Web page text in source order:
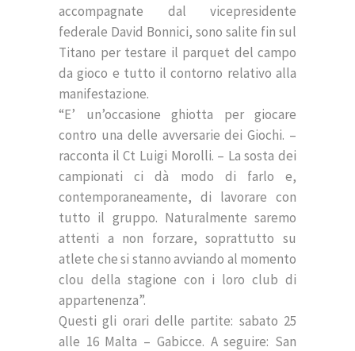
accompagnate dal vicepresidente
federale David Bonnici, sono salite fin sul
Titano per testare il parquet del campo
da gioco e tutto il contorno relativo alla
manifestazione.
“E’ un’occasione ghiotta per giocare
contro una delle avversarie dei Giochi. –
racconta il Ct Luigi Morolli. – La sosta dei
campionati ci dà modo di farlo e,
contemporaneamente, di lavorare con
tutto il gruppo. Naturalmente saremo
attenti a non forzare, soprattutto su
atlete che si stanno avviando al momento
clou della stagione con i loro club di
appartenenza”.
Questi gli orari delle partite: sabato 25
alle 16 Malta – Gabicce. A seguire: San